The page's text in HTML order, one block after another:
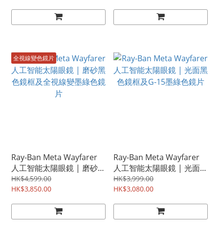
全視線變色鏡片
Ray-Ban Meta Wayfarer
人工智能太陽眼鏡 | 磨砂黑
色鏡框及全視線變墨綠色鏡
片
HK$4,599.00
HK$3,850.00
Ray-Ban Meta Wayfarer
人工智能太陽眼鏡 | 光面黑
色鏡框及G-15墨綠色鏡片
HK$3,999.00
HK$3,080.00